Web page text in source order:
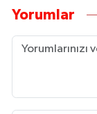
Yorumlar